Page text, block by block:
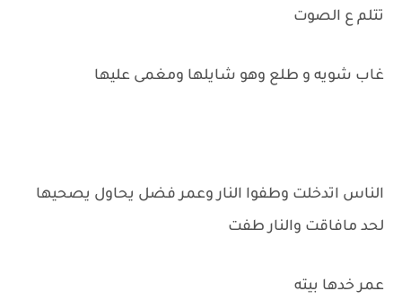
تتلم ع الصوت
غاب شويه و طلع وهو شايلها ومغمى عليها
الناس اتدخلت وطفوا النار وعمر فضل يحاول يصحيها
لحد مافاقت والنار طفت
عمر خدها بيته